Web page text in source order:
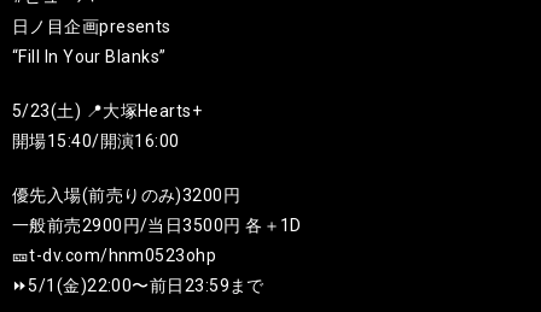
日ノ目企画presents
“Fill In Your Blanks”
5/23(土) 📍大塚Hearts+
開場15:40/開演16:00
優先入場(前売りのみ)3200円
一般前売2900円/当日3500円 各＋1D
🎫t-dv.com/hnm0523ohp
⏩️5/1(金)22:00〜前日23:59まで